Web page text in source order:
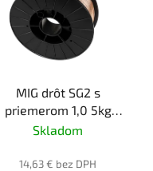
MIG drôt SG2 s
priemerom 1,0 5kg
balík
Skladom
14,63 € bez DPH